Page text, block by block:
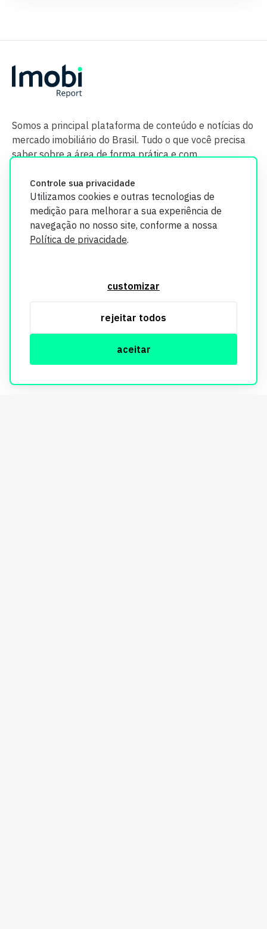
Controle sua privacidade
Utilizamos cookies e outras tecnologias de
medição para melhorar a sua experiência de
navegação no nosso site, conforme a nossa
Política de privacidade.
customizar
rejeitar todos
aceitar
Somos a principal plataforma de conteúdo e notícias do
mercado imobiliário do Brasil. Tudo o que você precisa
saber sobre a área de forma prática e com
segurança. Todos os dados coletados em nosso site são
utilizados exclusivamente para fins de aprimoramento de
informações, consulte nossa Política de Privacidade.
© Copyright Imobi Report. Todos os direitos reservados.
Política de privacidade
mobister